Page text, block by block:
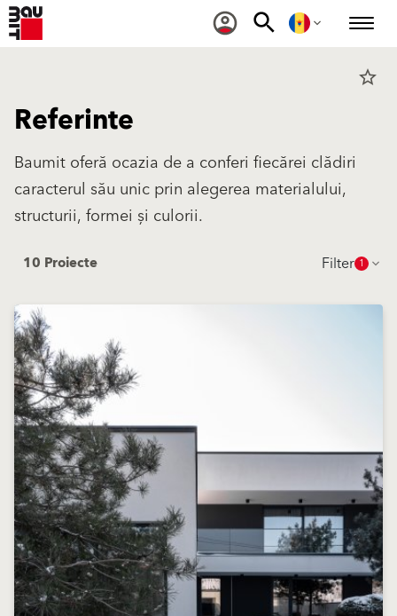
star_border
Referinte
Baumit oferă ocazia de a conferi fiecărei clădiri
caracterul său unic prin alegerea materialului,
structurii, formei și culorii.
10 Proiecte Filter 1